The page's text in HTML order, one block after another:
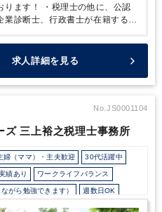
ます！
・税理士の他に、公認
診断士、行政書士が在籍する総
ハウ・知識を吸収することができ
トは個人事業主や中小企業(数千
～40 代が多く活躍中！・週2日
、過去にパートから正社員への
いメンバーばかりです！・子育
で、ご家庭のご事情でのお休み
す。
求人詳細を見る
No.JS0001104
ズ 三上裕之税理士事務所
婦（ママ）・主夫歓迎 30代活躍中
績あり ワークライフバランス
がら勉強できます） 週数日OK
からOK 週4日勤務 週5日勤務